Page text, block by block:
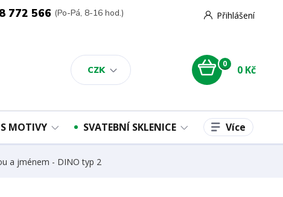
CZK
Přihlášení
772 566 (Po-Pá, 8-16 hod.)
0 0 Kč
MOTIVY SVATEBNÍ SKLENICE Více
a jménem - DINO typ 2